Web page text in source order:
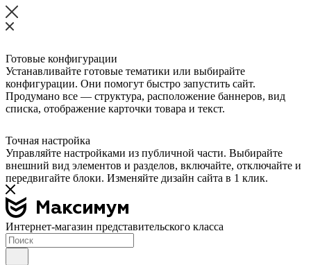
Готовые конфигурации
Устанавливайте готовые тематики или выбирайте
конфигурации. Они помогут быстро запустить сайт.
Продумано все — структура, расположение баннеров, вид
списка, отображение карточки товара и текст.
Точная настройка
Управляйте настройками из публичной части. Выбирайте
внешний вид элементов и разделов, включайте, отключайте и
передвигайте блоки. Изменяйте дизайн сайта в 1 клик.
Интернет-магазин представительского класса